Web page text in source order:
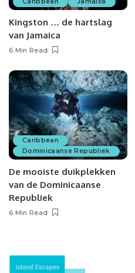
Kingston … de hartslag
van Jamaica
6 Min Read
Caribbean
Dominicaanse Republiek
De mooiste duikplekken
van de Dominicaanse
Republiek
6 Min Read